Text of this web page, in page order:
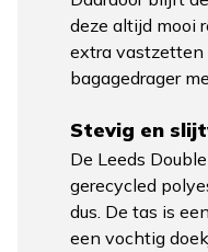
deze altijd mooi
extra vastzetten
bagagedrager
Stevig en
De Leeds
gerecycled
dus. De tas is
een vochtig